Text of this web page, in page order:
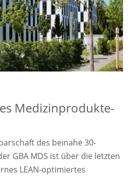
Medizinprodukte-
des beinahe 30-
GBA MDS ist über die letzten
LEAN-optimiertes